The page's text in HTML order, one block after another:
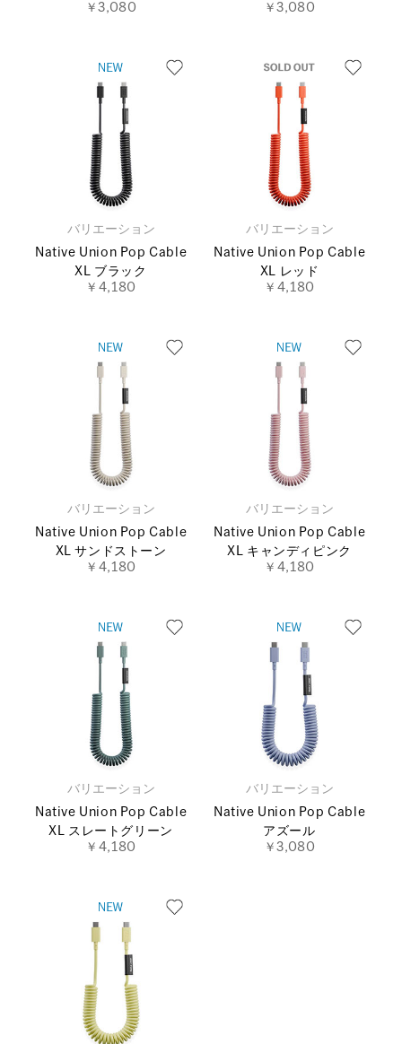
￥3,080
￥3,080
バリエーション
Native Union Pop Cable
XL ブラック
￥4,180
バリエーション
Native Union Pop Cable
XL レッド
￥4,180
バリエーション
Native Union Pop Cable
XL サンドストーン
￥4,180
バリエーション
Native Union Pop Cable
XL キャンディピンク
￥4,180
バリエーション
Native Union Pop Cable
XL スレートグリーン
￥4,180
バリエーション
Native Union Pop Cable
アズール
￥3,080